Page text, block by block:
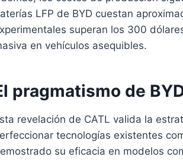
LFP de BYD cuestan
superan los 300
en vehículos asequibles.
pragmatismo de
revelación de CATL valida la
tecnologías existentes
su eficacia en modelos